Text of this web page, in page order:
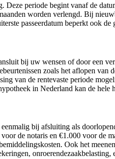
periode begint vanaf de
worden verlengd. Bij
passeerdatum beperkt ook
bij uw wensen of door een
zoals het aflopen
van de rentevaste periode
in Nederland kan de hele
bij afsluiting als
de notaris en €1.000 voor de
Ook het